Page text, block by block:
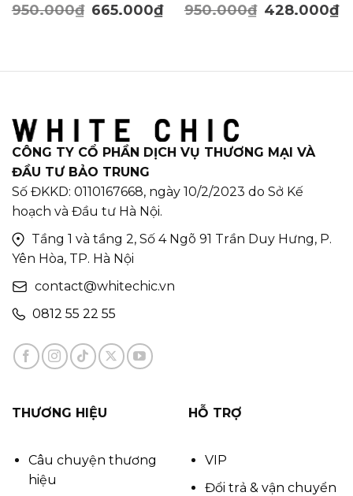
950.000₫ 665.000₫ 950.000₫ 428.000₫
CÔNG TY CỔ PHẦN DỊCH VỤ THƯƠNG MẠI VÀ
ĐẦU TƯ BẢO TRUNG
Số ĐKKD: 0110167668, ngày 10/2/2023 do Sở Kế
hoạch và Đầu tư Hà Nội.
Tầng 1 và tầng 2, Số 4 Ngõ 91 Trần Duy Hưng, P.
Yên Hòa, TP. Hà Nội
contact@whitechic.vn
0812 55 22 55
THƯƠNG HIỆU
Câu chuyện thương
hiệu
HỖ TRỢ
VIP
Đổi trả & vận chuyển